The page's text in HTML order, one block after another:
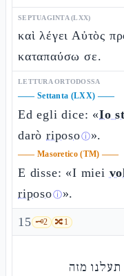
SEPTUAGINTA (LXX)
καὶ λέγει Αὐτὸς
καταπαύσω σε.
LETTURA ORTODOSSA
—— Settanta (LXX) ——
Ed egli dice: «Io
darò riposoⓘ».
—— Masoretico (TM) ——
E disse: «I miei
riposoⓘ».
15 🗝️2 🔀1
תעלנו מזה